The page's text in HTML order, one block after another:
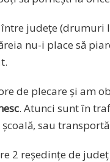
județe (drumuri
nu-i place să
de plecare și am
. Atunci sunt în
sau
2 reședințe de